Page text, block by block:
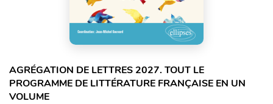
AGRÉGATION DE LETTRES 2027. TOUT LE
PROGRAMME DE LITTÉRATURE FRANÇAISE EN UN
VOLUME